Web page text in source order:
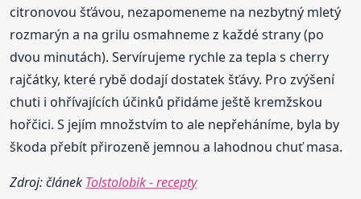
citronovou šťávou, nezapomeneme na nezbytný mletý
rozmarýn a na grilu osmahneme z každé strany (po
dvou minutách). Servírujeme rychle za tepla s cherry
rajčátky, které rybě dodají dostatek šťávy. Pro zvýšení
chuti i ohřívajících účinků přidáme ještě kremžskou
hořčici. S jejím množstvím to ale nepřeháníme, byla by
škoda přebít přirozeně jemnou a lahodnou chuť masa.
Zdroj: článek Tolstolobik - recepty